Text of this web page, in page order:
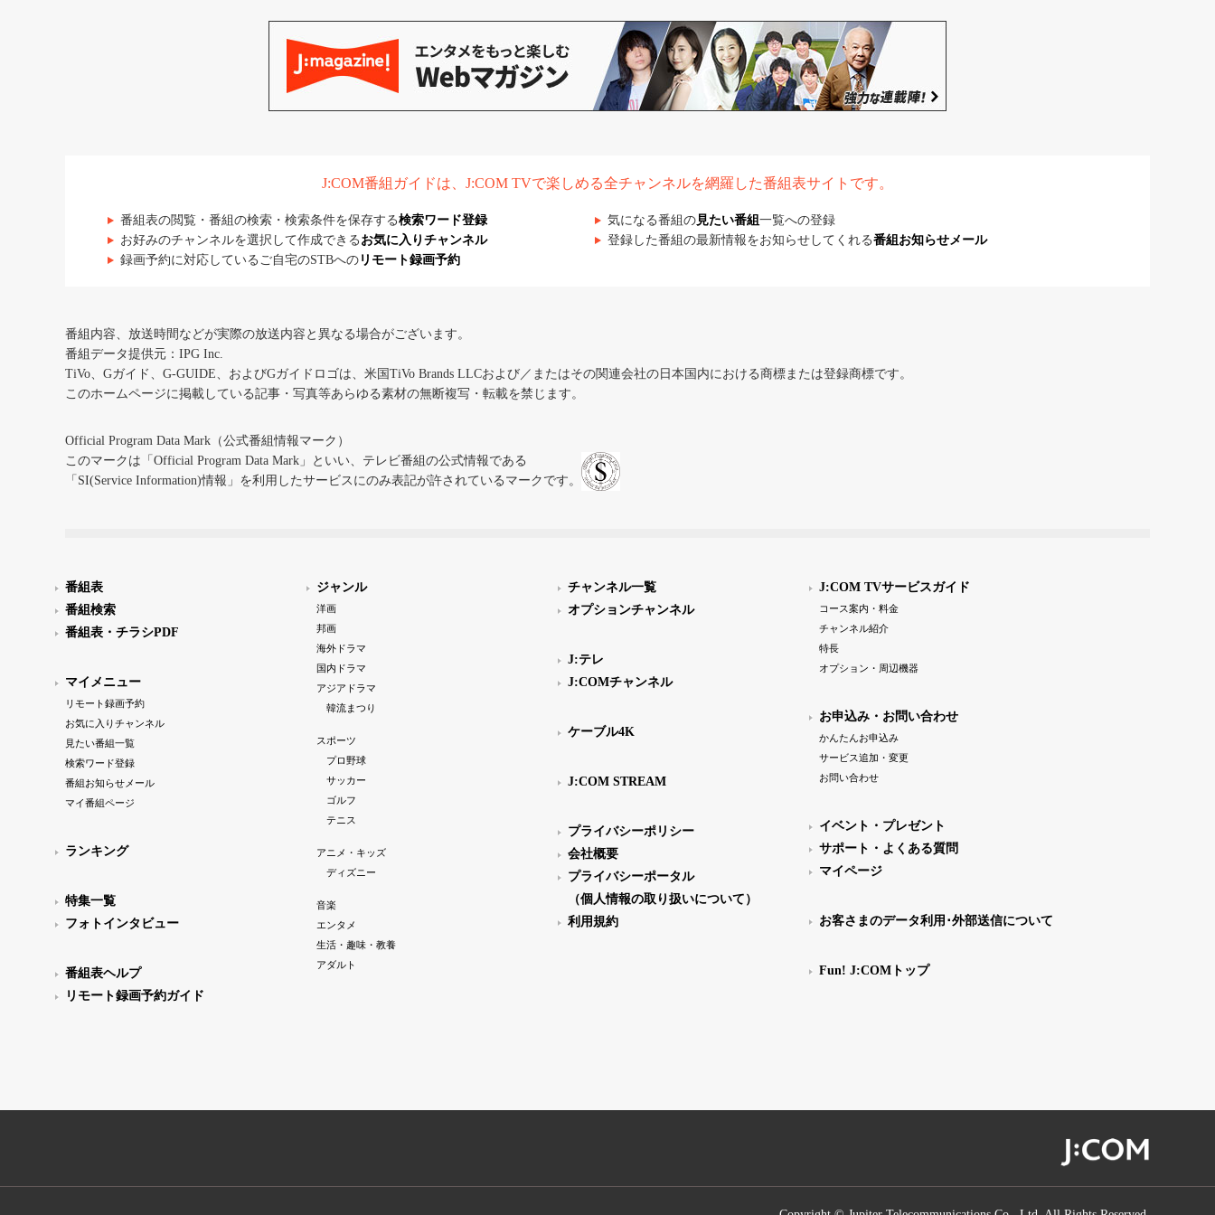
J:COM番組ガイドは、J:COM TVで楽しめる全チャンネルを網羅した番組表サイトです。
番組表の閲覧・番組の検索・検索条件を保存する検索ワード登録 気になる番組の見たい番組 一覧への登録
お好みのチャンネルを選択して作成できる お気に入りチャンネル 登録した番組の最新情報をお知らせしてくれる番組お知らせメール
録画予約に対応しているご自宅のSTBへの リモート録画予約
番組内容、放送時間などが実際の放送内容と異なる場合がございます。
番組データ提供元：IPG Inc.
TiVo、Gガイド、G-GUIDE、およびGガイドロゴは、米国TiVo Brands LLCおよび／またはその関連会社の日本国内における商標または登録商標です。
このホームページに掲載している記事・写真等あらゆる素材の無断複写・転載を禁じます。
Official Program Data Mark（公式番組情報マーク）
このマークは「Official Program Data Mark」といい、テレビ番組の公式情報である
「SI(Service Information)情報」を利用したサービスにのみ表記が許されているマークです。
番組表
番組検索
番組表・チラシPDF
マイメニュー
リモート録画予約
お気に入りチャンネル
見たい番組一覧
検索ワード登録
番組お知らせメール
マイ番組ページ
ランキング
特集一覧
フォトインタビュー
番組表ヘルプ
リモート録画予約ガイド
ジャンル
洋画
邦画
海外ドラマ
国内ドラマ
アジアドラマ
韓流まつり
スポーツ
プロ野球
サッカー
ゴルフ
テニス
アニメ・キッズ
ディズニー
音楽
エンタメ
生活・趣味・教養
アダルト
チャンネル一覧
オプションチャンネル
J:テレ
J:COMチャンネル
ケーブル4K
J:COM STREAM
プライバシーポリシー
会社概要
プライバシーポータル
（個人情報の取り扱いについて）
利用規約
J:COM TVサービスガイド
コース案内・料金
チャンネル紹介
特長
オプション・周辺機器
お申込み・お問い合わせ
かんたんお申込み
サービス追加・変更
お問い合わせ
イベント・プレゼント
サポート・よくある質問
マイページ
お客さまのデータ利用･外部送信について
Fun! J:COMトップ